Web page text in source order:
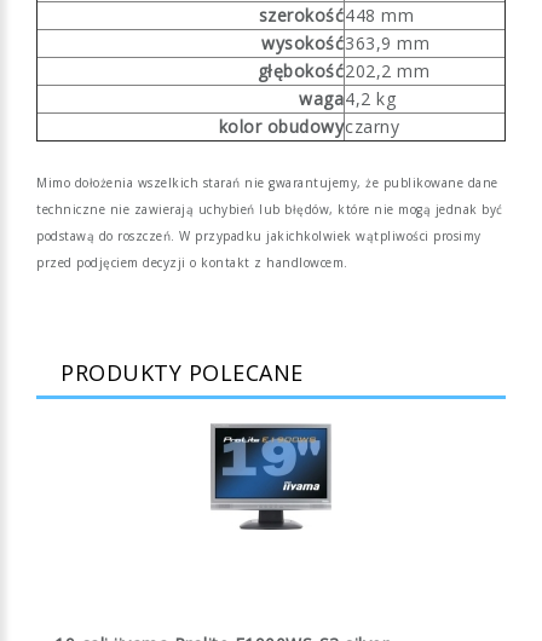
szerokość448 mm
wysokość363,9 mm
głębokość202,2 mm
waga4,2 kg
kolor obudowyczarny
Mimo dołożenia wszelkich starań nie gwarantujemy, że publikowane dane
techniczne nie zawierają uchybień lub błędów, które nie mogą jednak być
podstawą do roszczeń. W przypadku jakichkolwiek wątpliwości prosimy
przed podjęciem decyzji o kontakt z handlowcem.
PRODUKTY POLECANE